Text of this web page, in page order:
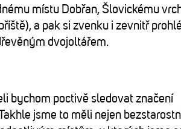
místu Dobřan, Šlovickému
a pak si zvenku i zevnitř
dvojoltářem.
bychom poctivě sledovat značení
jsme to měli nejen